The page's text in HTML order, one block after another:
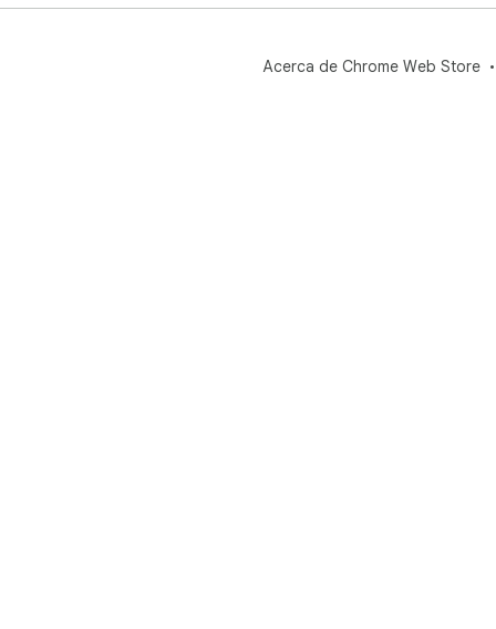
Acerca de Chrome Web Store